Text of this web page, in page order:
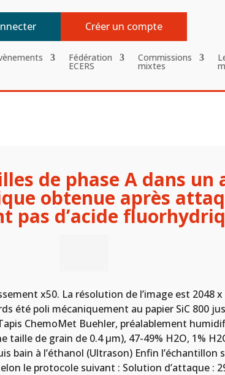
Créer un compte
Fédération
ECERS
Commissions
mixtes
de phase A dans
obtenue après
pas d’acide
x50. La résolution de l’image est 2048
été poli mécaniquement au papier SiC 800
ChemoMet Buehler, préalablement
taille de grain de 0.4 μm), 47-49% H2O, 1%
bain à l’éthanol (Ultrason) Enfin
le protocole suivant : Solution d’attaque :